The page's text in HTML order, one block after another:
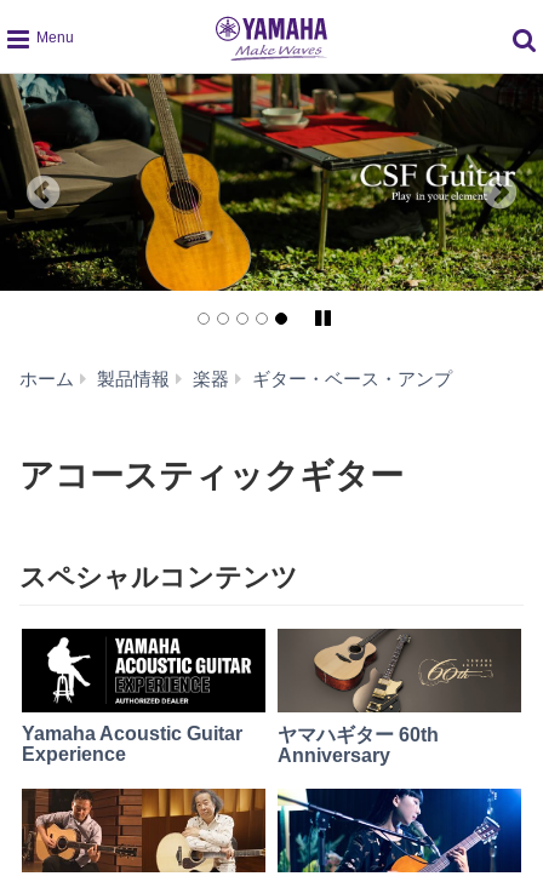
global
navigation
Pause/Play
ホーム 製品情報 楽器 ギター・ベース・アンプ
ー
アコースティックギター
スペシャルコンテンツ
Yamaha Acoustic Guitar
Experience
ヤマハギター 60th
Anniversary